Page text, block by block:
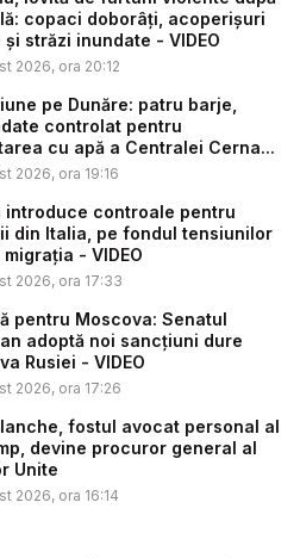
copaci doborâți, acoperișuri
și străzi inundate - VIDEO
2026, ora 20:12
pe Dunăre: patru barje,
controlat pentru
cu apă a Centralei Cerna...
2026, ora 19:16
introduce controale pentru
din Italia, pe fondul tensiunilor
- VIDEO
2026, ora 17:33
pentru Moscova: Senatul
adoptă noi sancțiuni dure
Rusiei - VIDEO
2026, ora 17:26
fostul avocat personal al
devine procuror general al
Unite
2026, ora 16:14